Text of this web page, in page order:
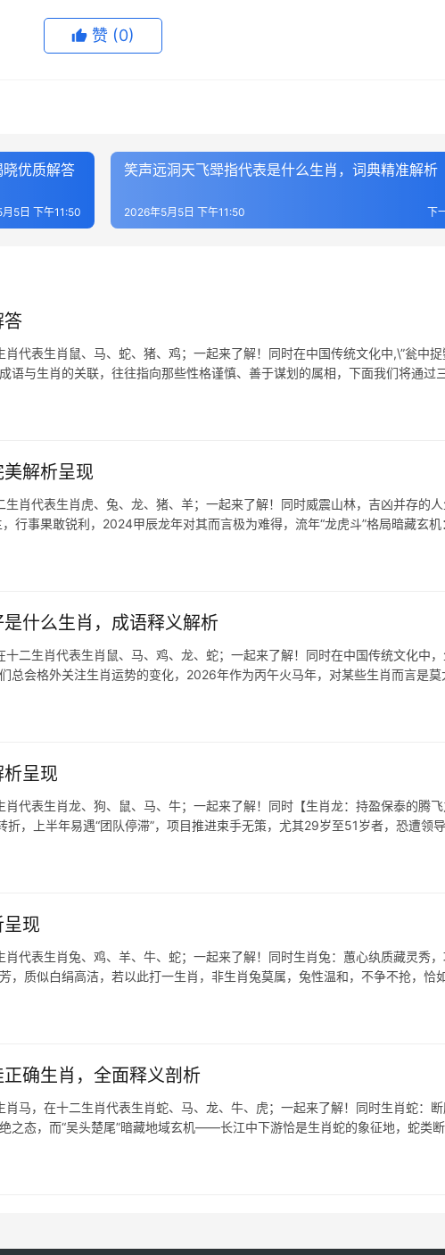
赞 (0)
优质解答
5日 下午11:50
笑声远洞天飞斝指代表是什么生肖，词典精准解析
下
2026年5月5日 下午11:50
代表生肖鼠、马、蛇、猪、鸡；一起来了解！同时在中国传统文化中,\”瓮中捉
语与生肖的关联，往往指向那些性格谨慎、善于谋划的属相，下面我们将通过
解析呈现
肖代表生肖虎、兔、龙、猪、羊；一起来了解！同时威震山林，吉凶并存的
行事果敢锐利，2024甲辰龙年对其而言极为难得，流年“龙虎斗”格局暗藏玄机
什么生肖，成语释义解析
二生肖代表生肖鼠、马、鸡、龙、蛇；一起来了解！同时在中国传统文化中，
总会格外关注生肖运势的变化，2026年作为丙午火马年，对某些生肖而言是莫
呈现
代表生肖龙、狗、鼠、马、牛；一起来了解！同时【生肖龙：持盈保泰的腾飞
，上半年易遇“团队停滞”，项目推进束手无策，尤其29岁至51岁者，恐遭领
现
代表生肖兔、鸡、羊、牛、蛇；一起来了解！同时生肖兔：蕙心纨质藏灵秀
，质似白绢高洁，若以此打一生肖，非生肖兔莫属，兔性温和，不争不抢，恰
确生肖，全面释义剖析
马，在十二生肖代表生肖蛇、马、龙、牛、虎；一起来了解！同时生肖蛇：
之态，而“吴头楚尾”暗藏地域玄机——长江中下游恰是生肖蛇的象征地，蛇类